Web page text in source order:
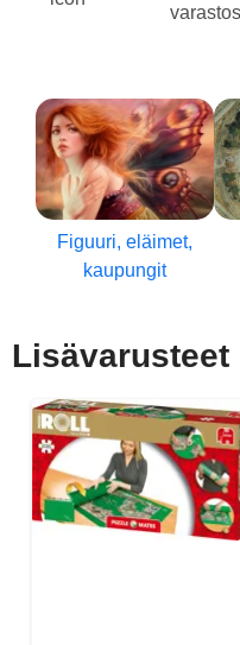
Figuuri, eläimet,
kaupungit
Lisävarusteet